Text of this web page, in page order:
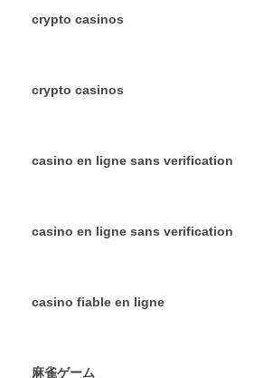
crypto casinos
crypto casinos
casino en ligne sans verification
casino en ligne sans verification
casino fiable en ligne
麻雀ゲーム